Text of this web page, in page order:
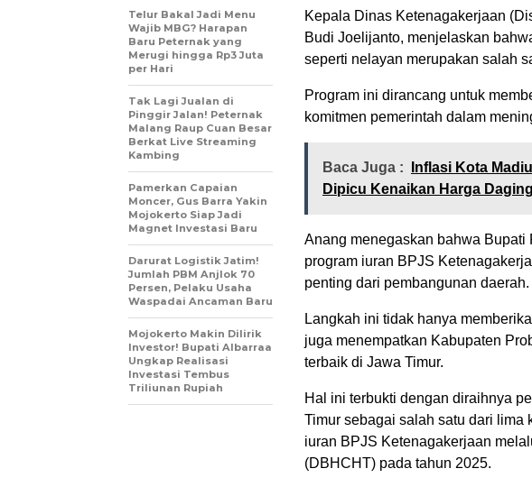
Kepala Dinas Ketenagakerjaan
Budi Joelijanto, menjelaskan
seperti nelayan merupakan salah
Program ini dirancang untuk
komitmen pemerintah dalam
Baca Juga :
Inflasi Kota
Dipicu Kenaikan Harga
Anang menegaskan bahwa
program iuran BPJS
penting dari pembangunan daerah.
Langkah ini tidak hanya
juga menempatkan Kabupaten
terbaik di Jawa Timur.
Hal ini terbukti dengan diraihnya
Timur sebagai salah satu dari lima
iuran BPJS Ketenagakerjaan
(DBHCHT) pada tahun 2025.
Telur Bakal Jadi Menu
Wajib MBG? Harapan
Baru Peternak yang
Merugi hingga Rp3 Juta
per Hari
Tak Lagi Jualan di
Pinggir Jalan! Peternak
Malang Raup Cuan Besar
Berkat Live Streaming
Kambing
Pamerkan Capaian
Moncer, Gus Barra Yakin
Mojokerto Siap Jadi
Magnet Investasi Baru
Darurat Logistik Jatim!
Jumlah PBM Anjlok 70
Persen, Pelaku Usaha
Waspadai Ancaman Baru
Mojokerto Makin Dilirik
Investor! Bupati Albarraa
Ungkap Realisasi
Investasi Tembus
Triliunan Rupiah